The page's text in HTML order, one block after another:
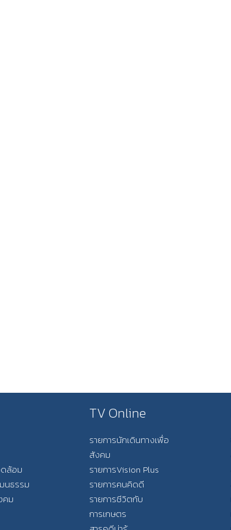
ล้อม
นธรรม
คม
TV Online
รายการนักเดินทางเพื่อ
สังคม
รายการVision Plus
รายการคนคิดดี
รายการชีวิตกับ
การเกษตร